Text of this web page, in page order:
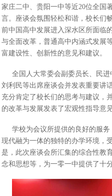
家庄二中、贵阳一中等近20位全国
言。座谈会氛围轻松和谐，校长们
前中国高中发展进入深水区所面临
与全面改革，普通高中内涵式发展
富建设性、创新性的意见和建议。
全国人大常委会副委员长、民
刘利民等出席座谈会并发表重要讲
充分肯定了校长们的思考与建议，
的改革与发展发表了宏观性指导意见
学校为会议所提供的良好的服
现代融为一体的独特的办学环境，
是，此次座谈会所汇集的综合性教
念和思想等，为一零一中提供了十